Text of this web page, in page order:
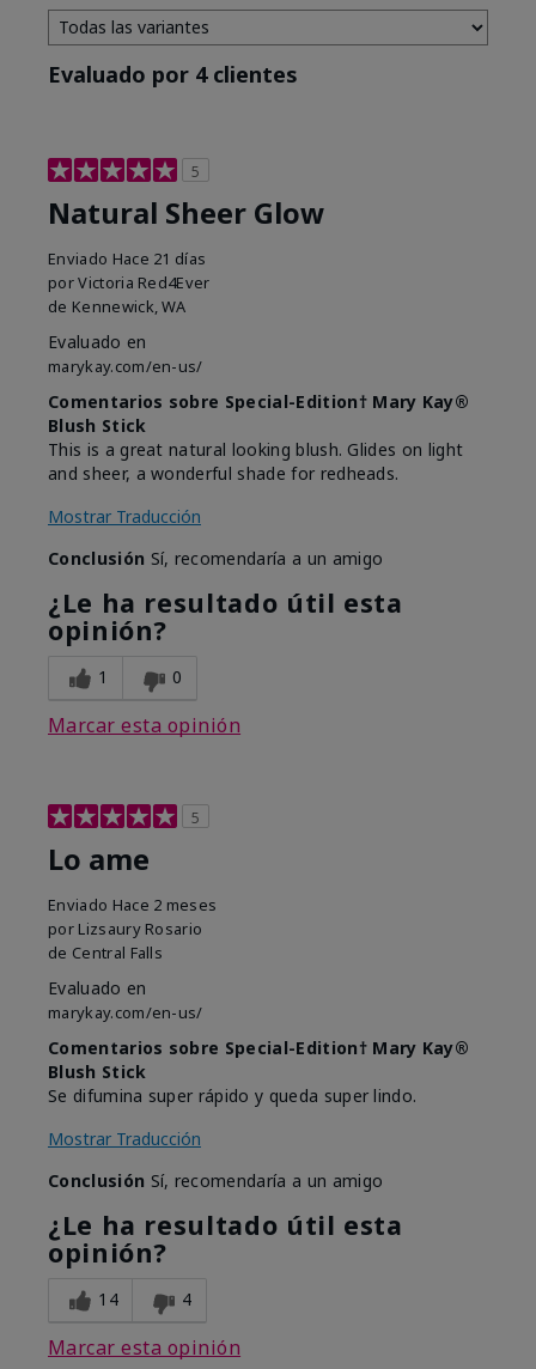
Evaluado por 4 clientes
5
Natural Sheer Glow
Enviado Hace 21 días
porVictoria Red4Ever
de Kennewick, WA
Evaluado en
marykay.com/en-us/
Comentarios sobre Special-Edition† Mary Kay®
Blush Stick
This is a great natural looking blush. Glides on light
and sheer, a wonderful shade for redheads.
Mostrar Traducción
Conclusión Sí, recomendaría a un amigo
¿Le ha resultado útil esta
opinión?
1 0
Marcar esta opinión
5
Lo ame
Enviado Hace 2 meses
por Lizsaury Rosario
de Central Falls
Evaluado en
marykay.com/en-us/
Comentarios sobre Special-Edition† Mary Kay®
Blush Stick
Se difumina super rápido y queda super lindo.
Mostrar Traducción
Conclusión Sí, recomendaría a un amigo
¿Le ha resultado útil esta
opinión?
14 4
Marcar esta opinión